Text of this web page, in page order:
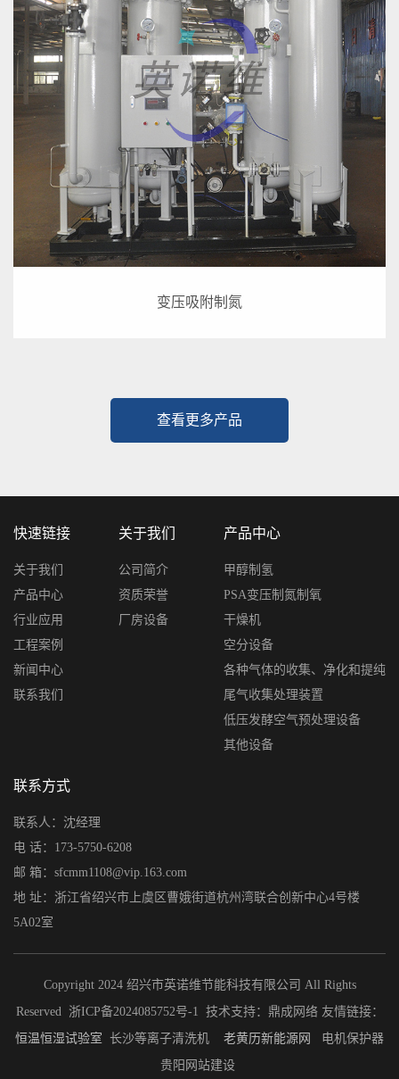
变压吸附制氮
查看更多产品
快速链接
关于我们
产品中心
行业应用
工程案例
新闻中心
联系我们
关于我们
公司简介
资质荣誉
厂房设备
产品中心
甲醇制氢
PSA变压制氮制氧
干燥机
空分设备
各种气体的收集、净化和提纯
尾气收集处理装置
低压发酵空气预处理设备
其他设备
联系方式
联系人：沈经理
电 话：173-5750-6208
邮 箱：sfcmm1108@vip.163.com
地 址：浙江省绍兴市上虞区曹娥街道杭州湾联合创新中心4号楼
5A02室
Copyright 2024 绍兴市英诺维节能科技有限公司 All Rights
Reserved 浙ICP备2024085752号-1 技术支持： 鼎成网络友情链接：
恒温恒湿试验室 长沙等离子清洗机 老黄历新能源网
电机保护器
贵阳网站建设